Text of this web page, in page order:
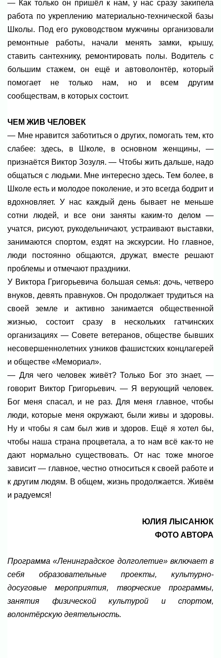
— Как только он пришёл к нам, у нас сразу закипела
работа по укреплению материально-технической базы
Школы. Под его руководством мужчины организовали
ремонтные работы, начали менять замки, крышу,
ставить сантехнику, ремонтировать полы. Водитель с
большим стажем, он ещё и автоволонтёр, который
помогает не только нам, но и всем другим
сообществам, в которых состоит.
ЧЕМ ЖИВ ЧЕЛОВЕК
— Мне нравится заботиться о других, помогать тем, кто
слабее: здесь, в Школе, в основном женщины, —
признаётся Виктор Зозуля. — Чтобы жить дальше, надо
общаться с людьми. Мне интересно здесь. Тем более, в
Школе есть и молодое поколение, и это всегда бодрит и
вдохновляет. У нас каждый день бывает не меньше
сотни людей, и все они заняты каким-то делом —
учатся, рисуют, рукодельничают, устраивают выставки,
занимаются спортом, ездят на экскурсии. Но главное,
люди постоянно общаются, дружат, вместе решают
проблемы и отмечают праздники.
У Виктора Григорьевича большая семья: дочь, четверо
внуков, девять правнуков. Он продолжает трудиться на
своей земле и активно занимается общественной
жизнью, состоит сразу в нескольких гатчинских
организациях — Совете ветеранов, обществе бывших
несовершеннолетних узников фашистских концлагерей
и обществе «Мемориал».
— Для чего человек живёт? Только Бог это знает, —
говорит Виктор Григорьевич. — Я верующий человек.
Бог меня спасал, и не раз. Для меня главное, чтобы
люди, которые меня окружают, были живы и здоровы.
Ну и чтобы я сам был жив и здоров. Ещё я хотел бы,
чтобы наша страна процветала, а то нам всё как-то не
дают нормально существовать. От нас тоже многое
зависит — главное, честно относиться к своей работе и
к другим людям. В общем, жизнь продолжается. Живём
и радуемся!
ЮЛИЯ ЛЫСАНЮК
ФОТО АВТОРА
Программа «Ленинградское долголетие» включает в
себя образовательные проекты, культурно-
досуговые мероприятия, творческие программы,
занятия физической культурой и спортом,
волонтёрскую деятельность.